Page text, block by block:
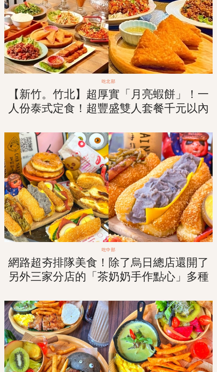
吃北部
【新竹。竹北】超厚實「月亮蝦餅」！一
人份泰式定食！超豐盛雙人套餐千元以內
吃中部
網路超夯排隊美食！除了烏日總店還開了
另外三家分店的「茶奶奶手作點心」多種